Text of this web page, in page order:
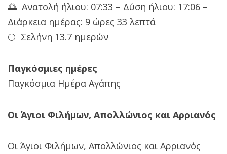
🌅 Ανατολή ήλιου: 07:33 – Δύση ήλιου: 17:06 –
Διάρκεια ημέρας: 9 ώρες 33 λεπτά
🌕 Σελήνη 13.7 ημερών
Παγκόσμιες ημέρες
Παγκόσμια Ημέρα Αγάπης
Οι Άγιοι Φιλήμων, Απολλώνιος και Αρριανός
Οι Άγιοι Φιλήμων, Απολλώνιος και Αρριανός